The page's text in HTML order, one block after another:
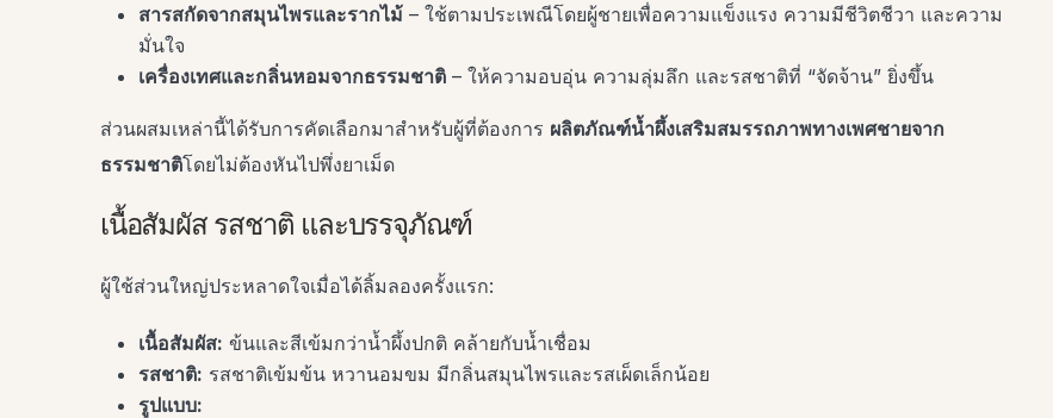
สารสกัดจากสมุนไพรและรากไม้ – ใช้ตามประเพณีโดยผู้ชายเพื่อความแข็งแรง ความมีชีวิตชีวา และความ
มั่นใจ
เครื่องเทศและกลิ่นหอมจากธรรมชาติ – ให้ความอบอุ่น ความลุ่มลึก และรสชาติที่ “จัดจ้าน” ยิ่งขึ้น
ส่วนผสมเหล่านี้ได้รับการคัดเลือกมาสำหรับผู้ที่ต้องการ ผลิตภัณฑ์น้ำผึ้งเสริมสมรรถภาพทางเพศชายจาก
ธรรมชาติโดยไม่ต้องหันไปพึ่งยาเม็ด
เนื้อสัมผัส รสชาติ และบรรจุภัณฑ์
ผู้ใช้ส่วนใหญ่ประหลาดใจเมื่อได้ลิ้มลองครั้งแรก:
เนื้อสัมผัส: ข้นและสีเข้มกว่าน้ำผึ้งปกติ คล้ายกับน้ำเชื่อม
รสชาติ: รสชาติเข้มข้น หวานอมขม มีกลิ่นสมุนไพรและรสเผ็ดเล็กน้อย
รูปแบบ: